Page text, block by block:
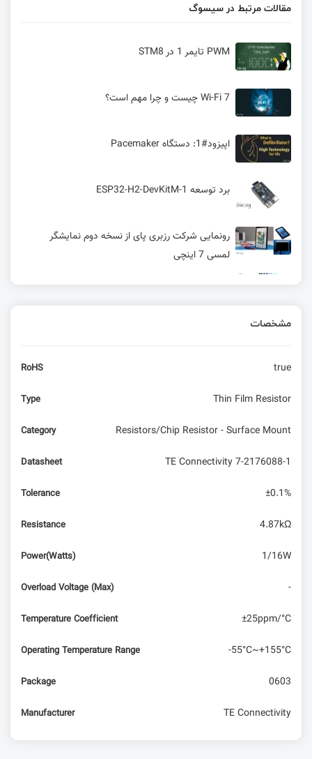
مقالات مرتبط در سیسوگ
PWM تایمر 1 در STM8
Wi-Fi 7 چیست و چرا مهم است؟
اپیزود#1: دستگاه Pacemaker
برد توسعه ESP32-H2-DevKitM-1
رونمایی شرکت رزبری پای از نسخه دوم نمایشگر
لمسی 7 اینچی
قابل‌استفاده است ؟
مولتی‌متر چیست؟ | انواع، نمادها و کاربردها
مشخصات
RoHS true
Type Thin Film Resistor
Category Resistors/Chip Resistor - Surface Mount
Datasheet TE Connectivity 7-2176088-1
Tolerance ±0.1%
Resistance 4.87kΩ
Power(Watts) 1/16W
Overload Voltage (Max) -
Temperature Coefficient ±25ppm/°C
Operating Temperature Range -55°C~+155°C
Package 0603
Manufacturer TE Connectivity